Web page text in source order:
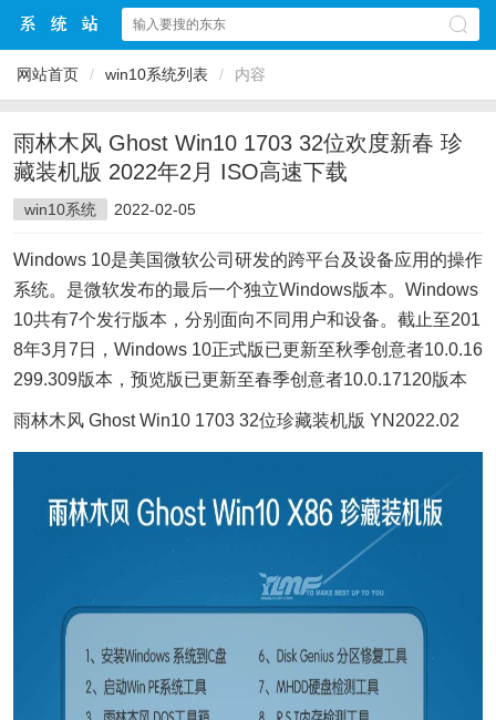
网站首页 / win10系统列表 / 内容
雨林木风 Ghost Win10 1703 32位欢度新春 珍
藏装机版 2022年2月 ISO高速下载
win10系统 2022-02-05
Windows 10是美国微软公司研发的跨平台及设备应用的操作
系统。是微软发布的最后一个独立Windows版本。Windows
10共有7个发行版本，分别面向不同用户和设备。截止至201
8年3月7日，Windows 10正式版已更新至秋季创意者10.0.16
299.309版本，预览版已更新至春季创意者10.0.17120版本
雨林木风 Ghost Win10 1703 32位珍藏装机版 YN2022.02